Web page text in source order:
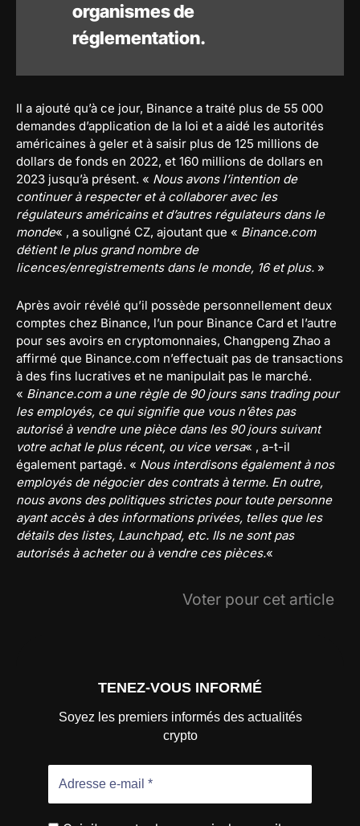
organismes de
réglementation.
Il a ajouté qu’à ce jour, Binance a traité plus de 55 000
demandes d’application de la loi et a aidé les autorités
américaines à geler et à saisir plus de 125 millions de
dollars de fonds en 2022, et 160 millions de dollars en
2023 jusqu’à présent. « Nous avons l’intention de
continuer à respecter et à collaborer avec les
régulateurs américains et d’autres régulateurs dans le
monde« , a souligné CZ, ajoutant que « Binance.com
détient le plus grand nombre de
licences/enregistrements dans le monde, 16 et plus. »
Après avoir révélé qu’il possède personnellement deux
comptes chez Binance, l’un pour Binance Card et l’autre
pour ses avoirs en cryptomonnaies, Changpeng Zhao a
affirmé que Binance.com n’effectuait pas de transactions
à des fins lucratives et ne manipulait pas le marché.
« Binance.com a une règle de 90 jours sans trading pour
les employés, ce qui signifie que vous n’êtes pas
autorisé à vendre une pièce dans les 90 jours suivant
votre achat le plus récent, ou vice versa« , a-t-il
également partagé. « Nous interdisons également à nos
employés de négocier des contrats à terme. En outre,
nous avons des politiques strictes pour toute personne
ayant accès à des informations privées, telles que les
détails des listes, Launchpad, etc. Ils ne sont pas
autorisés à acheter ou à vendre ces pièces.«
Voter pour cet article
TENEZ-VOUS INFORMÉ
Soyez les premiers informés des actualités
crypto